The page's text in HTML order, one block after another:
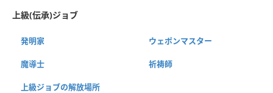
上級(伝承)ジョブ
発明家 ウェポンマスター
魔導士 祈祷師
上級ジョブの解放場所